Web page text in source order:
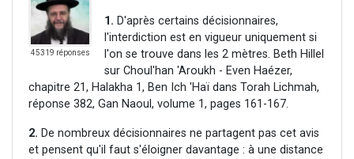
45319 réponses
1. D'après certains décisionnaires,
l'interdiction est en vigueur uniquement si
l'on se trouve dans les 2 mètres. Beth Hillel
sur Choul'han 'Aroukh - Even Haézer,
chapitre 21, Halakha 1, Ben Ich 'Haï dans Torah Lichmah,
réponse 382, Gan Naoul, volume 1, pages 161-167.
2. De nombreux décisionnaires ne partagent pas cet avis
et pensent qu'il faut s'éloigner davantage : à une distance